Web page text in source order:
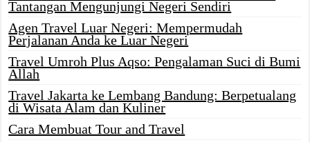
Tantangan Mengunjungi Negeri Sendiri
Agen Travel Luar Negeri: Mempermudah
Perjalanan Anda ke Luar Negeri
Travel Umroh Plus Aqso: Pengalaman Suci di Bumi
Allah
Travel Jakarta ke Lembang Bandung: Berpetualang
di Wisata Alam dan Kuliner
Cara Membuat Tour and Travel